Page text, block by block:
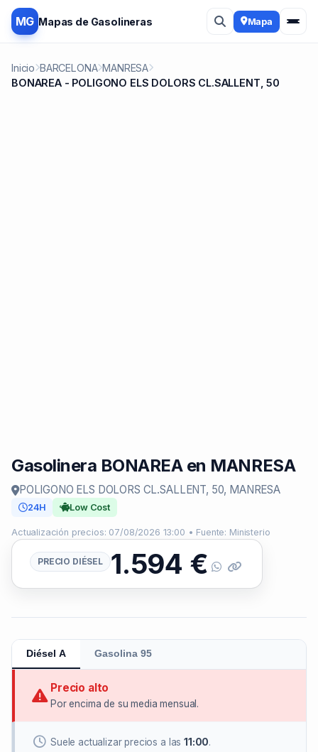
MG Mapas de Gasolineras Mapa
Inicio BARCELONA MANRESA
BONAREA - POLIGONO ELS DOLORS CL.SALLENT, 50
Gasolinera BONAREA en MANRESA
POLIGONO ELS DOLORS CL.SALLENT, 50, MANRESA
24H Low Cost
Actualización precios: 07/08/2026 13:00 • Fuente: Ministerio
PRECIO DIÉSEL 1.594 €
Diésel A Gasolina 95
Precio alto
Por encima de su media mensual.
Suele actualizar precios a las11:00.